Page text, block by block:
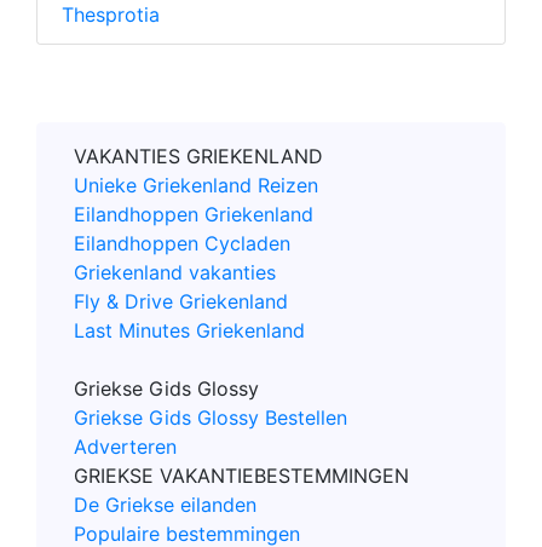
Thesprotia
VAKANTIES GRIEKENLAND
Unieke Griekenland Reizen
Eilandhoppen Griekenland
Eilandhoppen Cycladen
Griekenland vakanties
Fly & Drive Griekenland
Last Minutes Griekenland
Griekse Gids Glossy
Griekse Gids Glossy Bestellen
Adverteren
GRIEKSE VAKANTIEBESTEMMINGEN
De Griekse eilanden
Populaire bestemmingen